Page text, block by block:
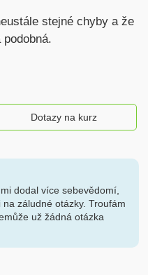
stejné chyby a že
Dotazy na kurz
dodal více sebevědomí,
záludné otázky. Troufám
už žádná otázka